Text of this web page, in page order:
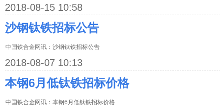
2018-08-15 10:58
沙钢钛铁招标公告
中国铁合金网讯：沙钢钛铁招标公告
2018-08-07 10:13
本钢6月低钛铁招标价格
中国铁合金网讯：本钢6月低钛铁招标价格